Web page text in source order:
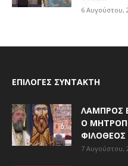
6 Αυγούστου,
ΕΠΙΛΟΓΈΣ ΣΥΝΤΆΚΤΗ
ΛΑΜΠΡΌΣ
Ο
ΦΙΛΌΘΕΟΣ
7 Αυγούστου,